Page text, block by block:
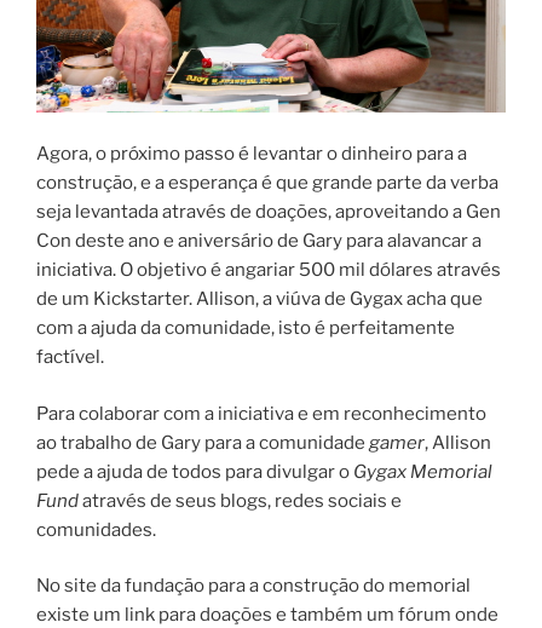
Agora, o próximo passo é levantar o dinheiro para a
construção, e a esperança é que grande parte da verba
seja levantada através de doações, aproveitando a Gen
Con deste ano e aniversário de Gary para alavancar a
iniciativa. O objetivo é angariar 500 mil dólares através
de um Kickstarter. Allison, a viúva de Gygax acha que
com a ajuda da comunidade, isto é perfeitamente
factível.
Para colaborar com a iniciativa e em reconhecimento
ao trabalho de Gary para a comunidade gamer, Allison
pede a ajuda de todos para divulgar o Gygax Memorial
Fundatravés de seus blogs, redes sociais e
comunidades.
No site da fundação para a construção do memorial
existe um link para doações e também um fórum onde